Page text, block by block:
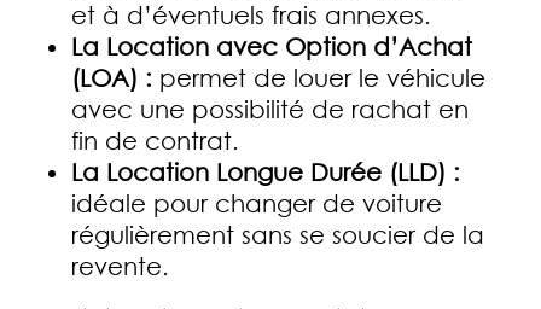
et à d’éventuels frais annexes.
La Location avec Option d’Achat
(LOA) : permet de louer le véhicule
avec une possibilité de rachat en
fin de contrat.
La Location Longue Durée (LLD) :
idéale pour changer de voiture
régulièrement sans se soucier de la
revente.